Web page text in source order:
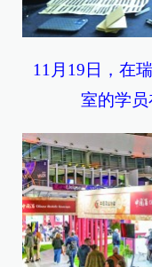
11月19日，在
室的学